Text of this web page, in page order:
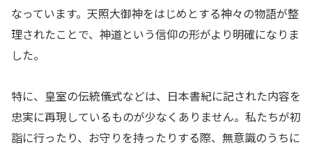
なっています。天照大御神をはじめとする神々の物語が整
理されたことで、神道という信仰の形がより明確になりま
した。
特に、皇室の伝統儀式などは、日本書紀に記された内容を
忠実に再現しているものが少なくありません。私たちが初
詣に行ったり、お守りを持ったりする際、無意識のうちに